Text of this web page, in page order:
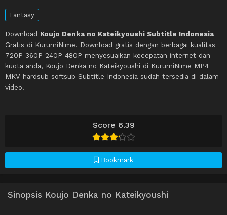
Score 6.39
Bookmark
Fantasy
Download Koujo Denka no Kateikyoushi Subtitle Indonesia
Gratis di KurumiNime. Download gratis dengan berbagai kualitas
720P 360P 240P 480P menyesuaikan kecepatan internet dan
kuota anda, Koujo Denka no Kateikyoushi di KurumiNime MP4
MKV hardsub softsub Subtitle Indonesia sudah tersedia di dalam
video.
Sinopsis Koujo Denka no Kateikyoushi